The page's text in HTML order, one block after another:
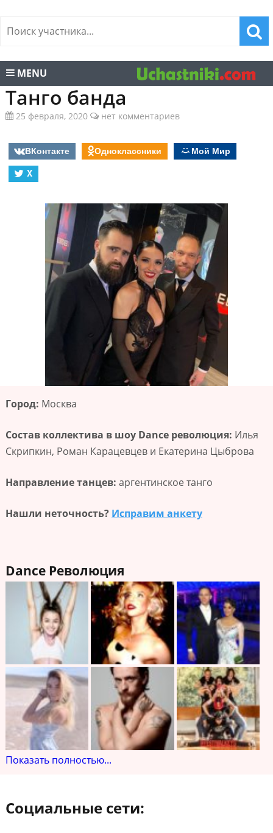
MENU
Танго банда
25 февраля, 2020 нет комментариев
ВКонтакте Одноклассники
Мой Мир
X
Город: Москва
Состав коллектива в шоу Dance революция: Илья
Скрипкин, Роман Карацевцев и Екатерина Цыброва
Направление танцев: аргентинское танго
Нашли неточность? Исправим анкету
Dance Революция
Показать полностью...
Социальные сети: